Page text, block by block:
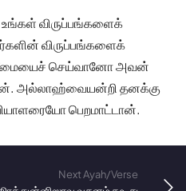
உங்கள் விருப்பங்களைக்
விருப்பங்களைக்
செய்வானோ அவன்
அல்லாஹ்வையன்றி தனக்கு
பெறமாட்டான்.
Next Ayah/Verse